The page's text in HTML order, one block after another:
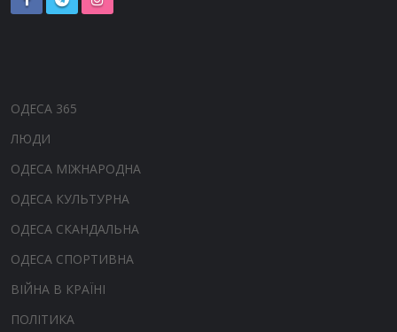
ОДЕСА 365
ЛЮДИ
ОДЕСА МІЖНАРОДНА
ОДЕСА КУЛЬТУРНА
ОДЕСА СКАНДАЛЬНА
ОДЕСА СПОРТИВНА
ВІЙНА В КРАЇНІ
ПОЛІТИКА